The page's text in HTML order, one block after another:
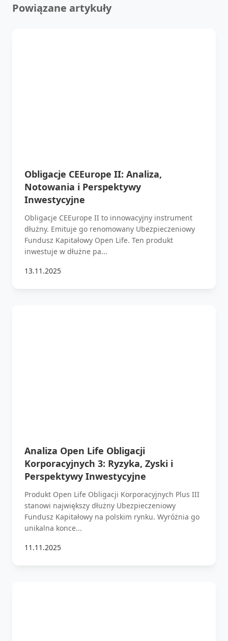
Powiązane artykuły
Obligacje CEEurope II: Analiza,
Notowania i Perspektywy
Inwestycyjne
Obligacje CEEurope II to innowacyjny instrument
dłużny. Emituje go renomowany Ubezpieczeniowy
Fundusz Kapitałowy Open Life. Ten produkt
inwestuje w dłużne pa...
13.11.2025
Analiza Open Life Obligacji
Korporacyjnych 3: Ryzyka, Zyski i
Perspektywy Inwestycyjne
Produkt Open Life Obligacji Korporacyjnych Plus III
stanowi największy dłużny Ubezpieczeniowy
Fundusz Kapitałowy na polskim rynku. Wyróżnia go
unikalna konce...
11.11.2025